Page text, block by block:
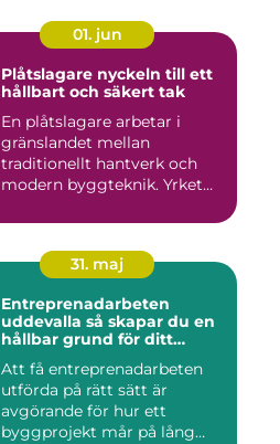
01. jun
Plåtslagare nyckeln till ett
hållbart och säkert tak
En plåtslagare arbetar i
gränslandet mellan
traditionellt hantverk och
modern byggteknik. Yrket
31. maj
Entreprenadarbeten
uddevalla så skapar du en
hållbar grund för ditt
Att få entreprenadarbeten
utförda på rätt sätt är
avgörande för hur ett
byggprojekt mår på lång